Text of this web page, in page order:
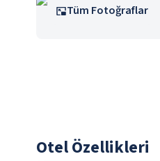
Tüm Fotoğraflar
Otel Özellikleri